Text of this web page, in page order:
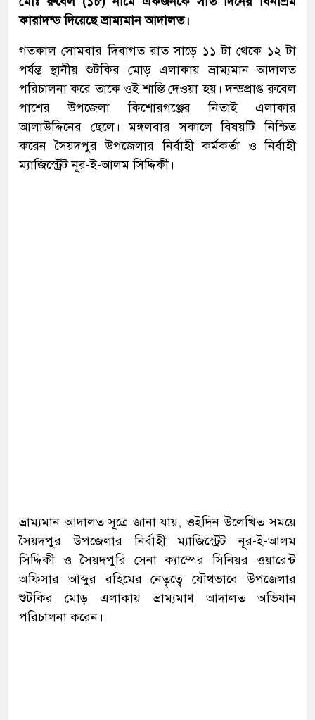
কারাদন্ড দিয়েছে ভ্রাম্যমান আদালত।
গতকাল সোমবার দিবাগত রাত সাড়ে ১১ টা থেকে ১২ টা
পর্যন্ত স্থানীয় শুটকির মোড় এলাকায় ভ্রাম্যমান আদালত
পরিচালনা করে তাকে ওই শাস্তি দেওয়া হয়। দন্ডপ্রাপ্ত রুবেল
পাশের উপজেলা কিশোরগঞ্জের নিতাই এলাকার
আলাউদ্দিনের ছেলে। মঙ্গলবার সকালে বিষয়টি নিশ্চিত
করেন সৈয়দপুর উপজেলার নির্বাহী কর্মকর্তা ও নির্বাহী
ম্যাজিস্ট্রেট নূর-ই-আলম সিদ্দিকী।
ভ্রাম্যমান আদালত সূত্রে জানা যায়, ওইদিন উলে­খিত সময়ে
সৈয়দপুর উপজেলার নির্বাহী ম্যাজিস্ট্রেট নূর-ই-আলম
সিদ্দিকী ও সৈয়দপুরি সেনা ক্যাম্পের সিনিয়র ওয়ারেন্ট
অফিসার আব্দুর রহিমের নেতৃত্বে যৌথভাবে উপজেলার
শুটকির মোড় এলাকায় ভ্রাম্যমাণ আদালত অভিযান
পরিচালনা করেন।